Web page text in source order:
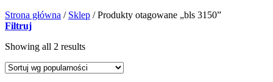
Strona główna / Sklep /Produkty otagowane „bls 3150”
Filtruj
Showing all 2 results